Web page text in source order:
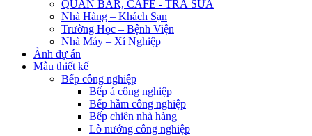
QUÁN BAR, CAFE - TRÀ SỮA
Nhà Hàng – Khách Sạn
Trường Học – Bệnh Viện
Nhà Máy – Xí Nghiệp
Ảnh dự án
Mẫu thiết kế
Bếp công nghiệp
Bếp á công nghiệp
Bếp hầm công nghiệp
Bếp chiên nhà hàng
Lò nướng công nghiệp